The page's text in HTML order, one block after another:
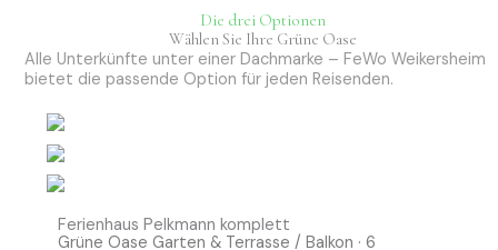
Die drei Optionen
Wählen Sie Ihre Grüne Oase
Alle Unterkünfte unter einer Dachmarke – FeWo Weikersheim
bietet die passende Option für jeden Reisenden.
Ferienhaus Pelkmann komplett
Grüne Oase Garten & Terrasse / Balkon · 6